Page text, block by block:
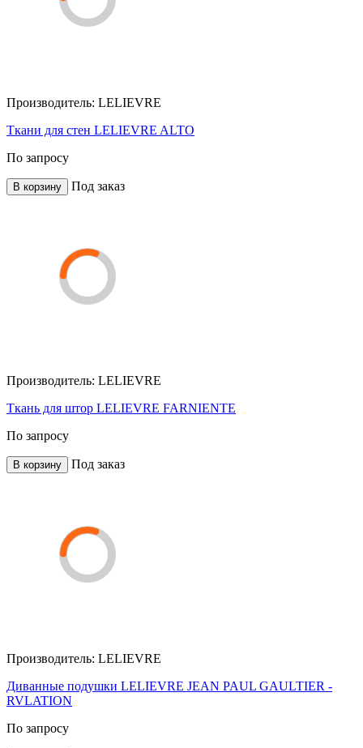
Производитель: LELIEVRE
Ткани для стен LELIEVRE ALTO
По запросу
В корзину Под заказ
Производитель: LELIEVRE
Ткань для штор LELIEVRE FARNIENTE
По запросу
В корзину Под заказ
Производитель: LELIEVRE
Диванные подушки LELIEVRE JEAN PAUL GAULTIER -
RVLATION
По запросу